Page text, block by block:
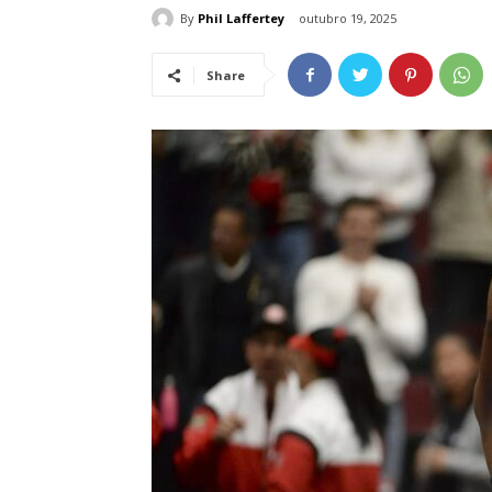
By Phil Laffertey outubro 19, 2025
Share